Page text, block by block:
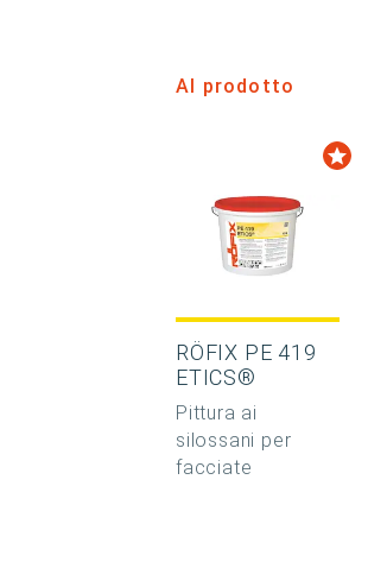
Al prodotto
RÖFIX PE 419
ETICS®
Pittura ai
silossani per
facciate